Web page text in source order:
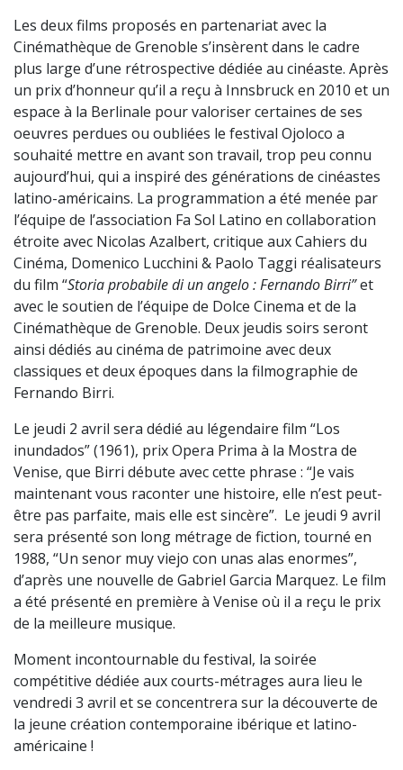
Les deux films proposés en partenariat avec la
Cinémathèque de Grenoble s’insèrent dans le cadre
plus large d’une rétrospective dédiée au cinéaste. Après
un prix d’honneur qu’il a reçu à Innsbruck en 2010 et un
espace à la Berlinale pour valoriser certaines de ses
oeuvres perdues ou oubliées le festival Ojoloco a
souhaité mettre en avant son travail, trop peu connu
aujourd’hui, qui a inspiré des générations de cinéastes
latino-américains. La programmation a été menée par
l’équipe de l’association Fa Sol Latino en collaboration
étroite avec Nicolas Azalbert, critique aux Cahiers du
Cinéma, Domenico Lucchini & Paolo Taggi réalisateurs
du film “Storia probabile di un angelo : Fernando Birri”et
avec le soutien de l’équipe de Dolce Cinema et de la
Cinémathèque de Grenoble. Deux jeudis soirs seront
ainsi dédiés au cinéma de patrimoine avec deux
classiques et deux époques dans la filmographie de
Fernando Birri.
Le jeudi 2 avril sera dédié au légendaire film “Los
inundados” (1961), prix Opera Prima à la Mostra de
Venise, que Birri débute avec cette phrase : “Je vais
maintenant vous raconter une histoire, elle n’est peut-
être pas parfaite, mais elle est sincère”. Le jeudi 9 avril
sera présenté son long métrage de fiction, tourné en
1988, “Un senor muy viejo con unas alas enormes”,
d’après une nouvelle de Gabriel Garcia Marquez. Le film
a été présenté en première à Venise où il a reçu le prix
de la meilleure musique.
Moment incontournable du festival, la soirée
compétitive dédiée aux courts-métrages aura lieu le
vendredi 3 avril et se concentrera sur la découverte de
la jeune création contemporaine ibérique et latino-
américaine !